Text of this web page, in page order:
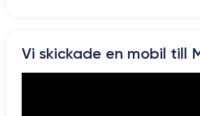
det perfekta valet . Tack vare Dolby
ljudet perfekt spatialiserat och du kan njuta
hemma eller på språng.
Vi skickade en mobil till